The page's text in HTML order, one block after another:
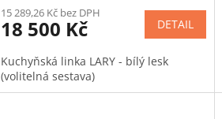
15 289,26 Kč bez DPH
18 500 Kč DETAIL
Kuchyňská linka LARY - bílý lesk
(volitelná sestava)